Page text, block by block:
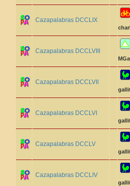
Cazapalabras DCCLIX
Cazapalabras DCCLVIII
Cazapalabras DCCLVII
Cazapalabras DCCLVI
Cazapalabras DCCLV
Cazapalabras DCCLIV